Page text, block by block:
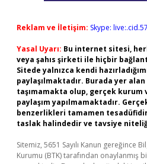
Reklam ve İletişim: Skype:
Yasal Uyarı: Bu internet sitesi,
veya şahıs şirketi ile hiçbir
Sitede yalnızca kendi
paylaşılmaktadır. Burada yer
taşımamakta olup, gerçek kurum
paylaşım yapılmamaktadır.
benzerlikleri tamamen
taslak halindedir ve tavsiye
Sitemiz, 5651 Sayılı Kanun gereğince
Kurumu (BTK) tarafından onaylanmış